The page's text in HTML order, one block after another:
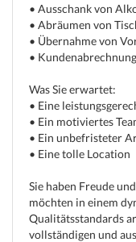
• Ausschank von
• Abräumen von
• Übernahme von
•
Was Sie erwartet:
• Eine
• Ein motiviertes
• Ein unbefristeter
• Eine tolle Location
Sie haben Freude
möchten in einem
Qualitätsstandards
vollständigen und